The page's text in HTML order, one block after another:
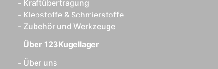
Kraftübertragung
Klebstoffe & Schmierstoffe
Zubehör und Werkzeuge
Über 123Kugellager
Über uns